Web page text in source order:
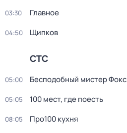
03:30 Главное
04:50 Щипков
СТС
05:00 Бесподобный мистер Фокс
05:05 100 мест, где поесть
08:05 Про100 кухня